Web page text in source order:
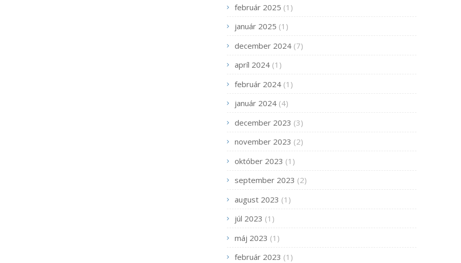
február 2025 (1)
január 2025 (1)
december 2024 (7)
apríl 2024 (1)
február 2024 (1)
január 2024 (4)
december 2023 (3)
november 2023 (2)
október 2023 (1)
september 2023 (2)
august 2023 (1)
júl 2023 (1)
máj 2023 (1)
február 2023 (1)